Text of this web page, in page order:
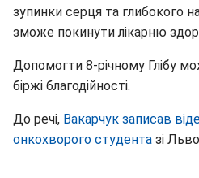
зупинки серця та глибокого
зможе покинути лікарню
Допомогти 8-річному Глібу
біржі благодійності.
До речі, Вакарчук записав
онкохворого студента зі